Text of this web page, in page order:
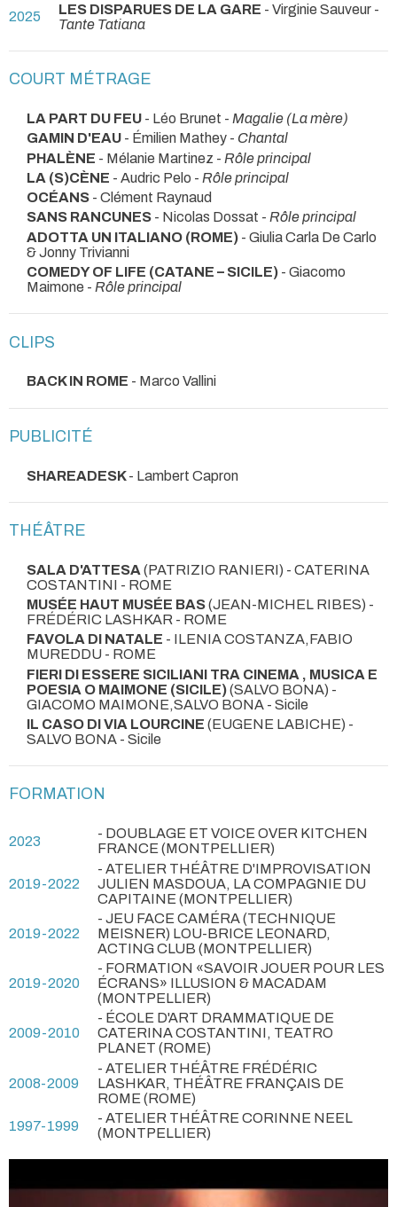
2025 LES DISPARUES DE LA GARE - Virginie Sauveur -
Tante Tatiana
COURT MÉTRAGE
LA PART DU FEU - Léo Brunet - Magalie (La mère)
GAMIN D'EAU - Émilien Mathey - Chantal
PHALÈNE - Mélanie Martinez - Rôle principal
LA (S)CÈNE - Audric Pelo - Rôle principal
OCÉANS - Clément Raynaud
SANS RANCUNES - Nicolas Dossat - Rôle principal
ADOTTA UN ITALIANO (ROME) - Giulia Carla De Carlo
& Jonny Trivianni
COMEDY OF LIFE (CATANE – SICILE) - Giacomo
Maimone - Rôle principal
CLIPS
BACK IN ROME - Marco Vallini
PUBLICITÉ
SHAREADESK- Lambert Capron
THÉÂTRE
SALA D'ATTESA (PATRIZIO RANIERI) - CATERINA
COSTANTINI - ROME
MUSÉE HAUT MUSÉE BAS(JEAN-MICHEL RIBES) -
FRÉDÉRIC LASHKAR - ROME
FAVOLA DI NATALE - ILENIA COSTANZA,FABIO
MUREDDU - ROME
FIERI DI ESSERE SICILIANI TRA CINEMA , MUSICA E
POESIA O MAIMONE (SICILE)(SALVO BONA) -
GIACOMO MAIMONE,SALVO BONA - Sicile
IL CASO DI VIA LOURCINE (EUGENE LABICHE) -
SALVO BONA - Sicile
FORMATION
2023
- DOUBLAGE ET VOICE OVER KITCHEN
FRANCE (MONTPELLIER)
2019-2022
- ATELIER THÉÂTRE D'IMPROVISATION
JULIEN MASDOUA, LA COMPAGNIE DU
CAPITAINE (MONTPELLIER)
2019-2022
- JEU FACE CAMÉRA (TECHNIQUE
MEISNER) LOU-BRICE LEONARD,
ACTING CLUB (MONTPELLIER)
2019-2020
- FORMATION «SAVOIR JOUER POUR LES
ÉCRANS» ILLUSION & MACADAM
(MONTPELLIER)
2009-2010
- ÉCOLE D'ART DRAMMATIQUE DE
CATERINA COSTANTINI, TEATRO
PLANET (ROME)
2008-2009
- ATELIER THÉÂTRE FRÉDÉRIC
LASHKAR, THÉÂTRE FRANÇAIS DE
ROME (ROME)
1997-1999
- ATELIER THÉÂTRE CORINNE NEEL
(MONTPELLIER)